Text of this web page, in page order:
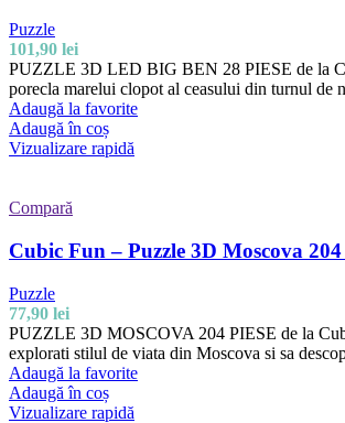
Puzzle
101,90 lei
PUZZLE 3D LED BIG BEN 28 PIESE de la
porecla marelui clopot al ceasului din turnul de
Adaugă la favorite
Adaugă în coș
Vizualizare rapidă
Compară
Cubic Fun – Puzzle 3D Moscova 204
Puzzle
77,90 lei
PUZZLE 3D MOSCOVA 204 PIESE de la
explorati stilul de viata din Moscova si sa
Adaugă la favorite
Adaugă în coș
Vizualizare rapidă